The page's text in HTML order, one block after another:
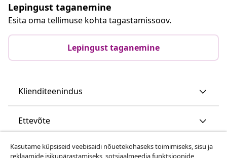
Lepingust taganemine
Esita oma tellimuse kohta tagastamissoov.
Lepingust taganemine
Klienditeenindus
Ettevõte
vidaXL
Kasutame küpsiseid veebisaidi nõuetekohaseks toimimiseks, sisu ja
reklaamide isikupärastamiseks, sotsiaalmeedia funktsioonide